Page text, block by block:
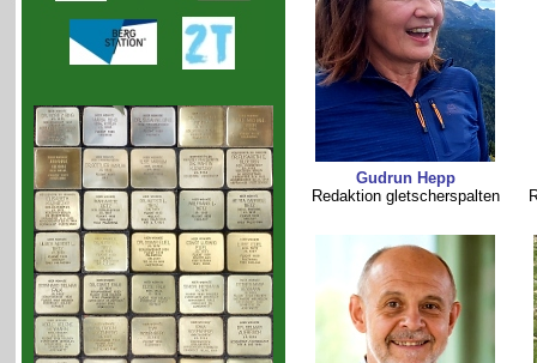
Gudrun Hepp
Redaktion gletscherspalten